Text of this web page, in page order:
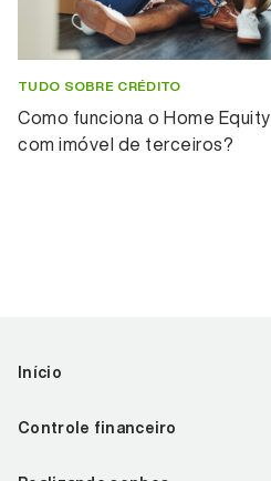
TUDO SOBRE CRÉDITO
Como funciona o Home Equity
com imóvel de terceiros?
Início
Controle financeiro